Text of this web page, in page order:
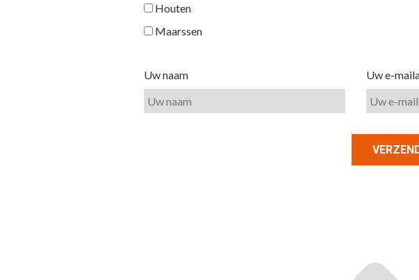
Houten
Maarssen
Uw naam Uw e-